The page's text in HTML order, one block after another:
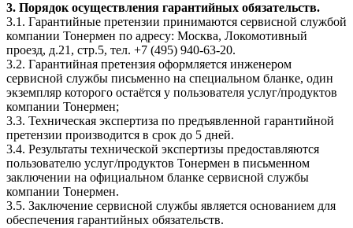
3. Порядок осуществления гарантийных обязательств.
3.1. Гарантийные претензии принимаются сервисной службой
компании Тонермен по адресу: Москва, Локомотивный
проезд, д.21, стр.5, тел. +7 (495) 940-63-20.
3.2. Гарантийная претензия оформляется инженером
сервисной службы письменно на специальном бланке, один
экземпляр которого остаётся у пользователя услуг/продуктов
компании Тонермен;
3.3. Техническая экспертиза по предъявленной гарантийной
претензии производится в срок до 5 дней.
3.4. Результаты технической экспертизы предоставляются
пользователю услуг/продуктов Тонермен в письменном
заключении на официальном бланке сервисной службы
компании Тонермен.
3.5. Заключение сервисной службы является основанием для
обеспечения гарантийных обязательств.